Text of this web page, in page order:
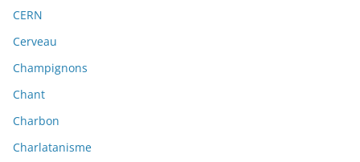
CERN
Cerveau
Champignons
Chant
Charbon
Charlatanisme